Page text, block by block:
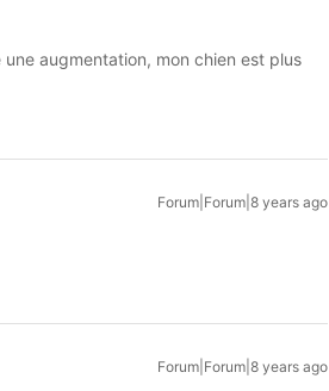
augmentation, mon chien est plus
Forum|Forum|8 years ago
Forum|Forum|8 years ago